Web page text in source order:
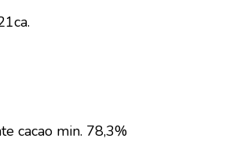
cacao min. 78,3%